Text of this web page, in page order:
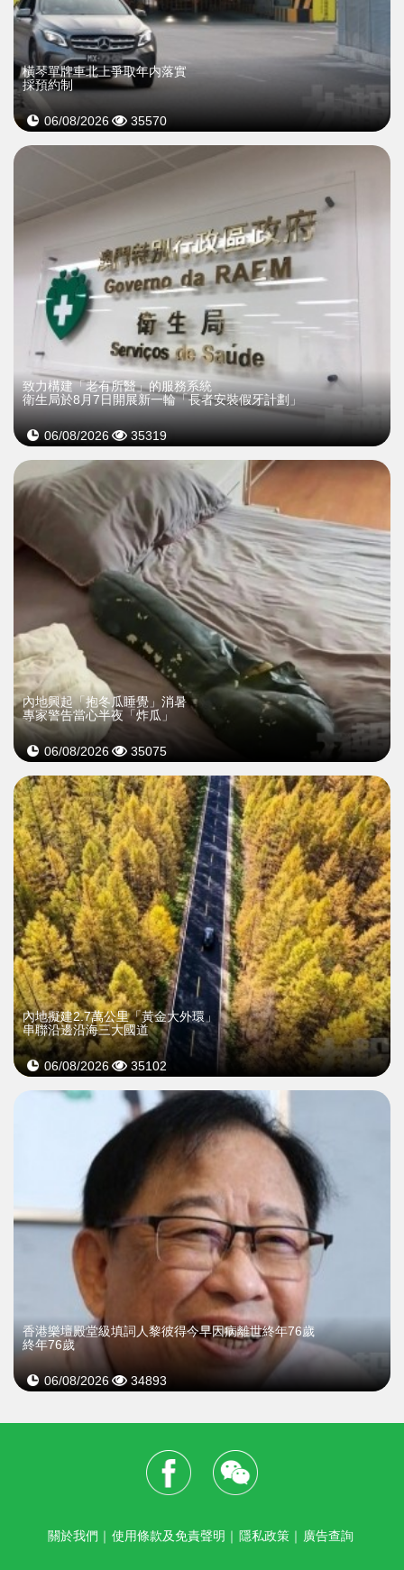
橫琴單牌車北上爭取年内落實
採預約制
06/08/2026 35570
致力構建「老有所醫」的服務系統
衛生局於8月7日開展新一輪「長者安裝假牙計劃」
06/08/2026 35319
內地興起「抱冬瓜睡覺」消暑
專家警告當心半夜「炸瓜」
06/08/2026 35075
內地擬建2.7萬公里「黃金大外環」
串聯沿邊沿海三大國道
06/08/2026 35102
​香港樂壇殿堂級填詞人黎彼得今早因病離世終年76歲
終年76歲
06/08/2026 34893
關於我們 ｜ 使用條款及免責聲明 ｜ 隱私政策 ｜ 廣告查詢